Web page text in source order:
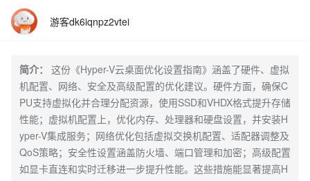
游客dk6iqnpz2vtei
简介：
这份《Hyper-V云桌面优化设置指南》涵盖了硬件、虚拟
机配置、网络、安全及高级配置的优化建议。硬件方面，确保C
PU支持虚拟化并合理分配资源，使用SSD和VHDX格式提升存储
性能；虚拟机配置上，优化内存、处理器和硬盘设置，并安装H
yper-V集成服务；网络优化包括虚拟交换机配置、适配器调整及
QoS策略；安全性设置涵盖防火墙、端口管理和加密；高级配置
如显卡直连和实时迁移进一步提升性能。这些措施能显著提高H